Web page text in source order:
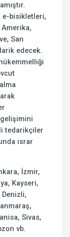
e-bisikletleri,
San
edecek.
tedarikçiler
ısrar
İzmir,
Kayseri,
Denizli,
Sivas,
vb.